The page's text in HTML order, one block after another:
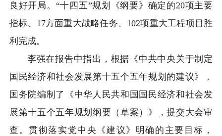
良好开局。“十四五”规划《纲要》确定的20项主要
指标、17方面重大战略任务、102项重大工程项目胜
利完成。
李强在报告中指出，根据《中共中央关于制定
国民经济和社会发展第十五个五年规划的建议》，
国务院编制了《中华人民共和国国民经济和社会发
展第十五个五年规划纲要（草案）》，提交大会审
查。贯彻落实党中央《建议》明确的主要目标，